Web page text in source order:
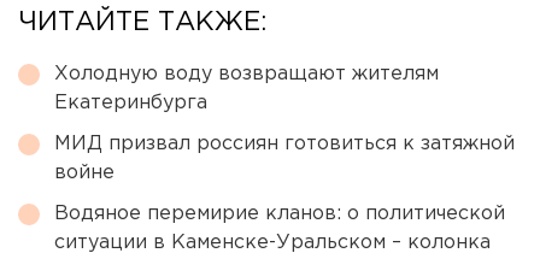
ЧИТАЙТЕ ТАКЖЕ:
Холодную воду возвращают жителям
Екатеринбурга
МИД призвал россиян готовиться к затяжной
войне
Водяное перемирие кланов: о политической
ситуации в Каменске-Уральском – колонка